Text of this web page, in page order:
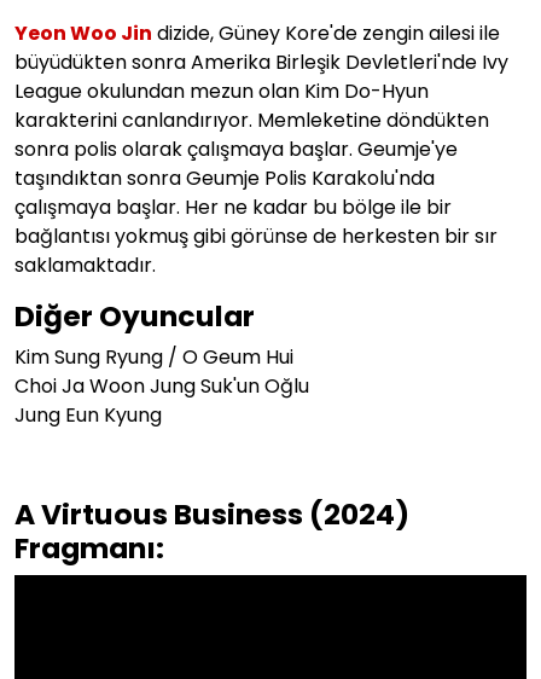
Yeon Woo Jin dizide, Güney Kore'de zengin ailesi ile
büyüdükten sonraAmerika Birleşik Devletleri'nde Ivy
League okulundan mezun olan Kim Do-Hyun
karakterini canlandırıyor. Memleketine döndükten
sonra polis olarak çalışmaya başlar. Geumje'ye
taşındıktan sonra Geumje Polis Karakolu'nda
çalışmaya başlar. Her ne kadar bu bölge ile bir
bağlantısı yokmuş gibi görünse de herkesten bir sır
saklamaktadır.
Diğer Oyuncular
Kim Sung Ryung / O Geum Hui
Choi Ja Woon Jung Suk'un Oğlu
Jung Eun Kyung
A Virtuous Business (2024)
Fragmanı: